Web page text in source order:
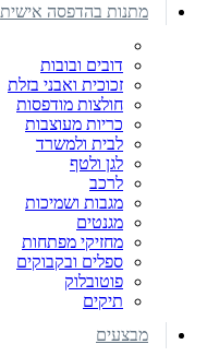
מתנות בהדפסה אישית
דובים ובובות
זכוכית ואבני בזלת
חולצות מודפסות
כריות מעוצבות
לבית ולמשרד
לגן ולטף
לרכב
מגבות ושמיכות
מגנטים
מחזיקי מפתחות
ספלים ובקבוקים
פוטובלוק
תיקים
מבצעים